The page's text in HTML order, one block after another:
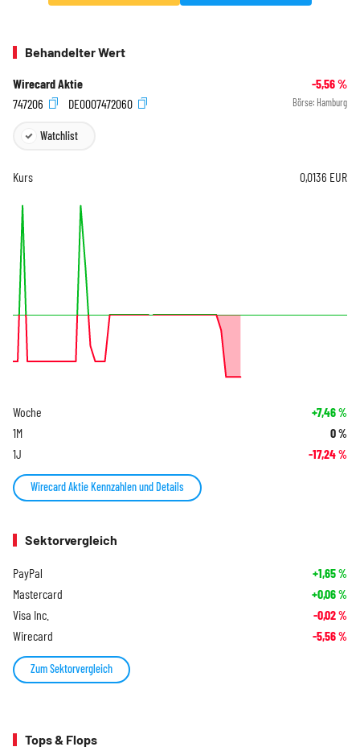
Behandelter Wert
Wirecard Aktie -5,56%
747206
DE0007472060 Börse: Hamburg
Watchlist
Kurs 0,0136 EUR
Woche +7,46%
1M 0%
1J -17,24%
Wirecard Aktie Kennzahlen und Details
Sektorvergleich
PayPal +1,65%
Mastercard +0,06%
Visa Inc. -0,02%
Wirecard -5,56%
Zum Sektorvergleich
Tops & Flops